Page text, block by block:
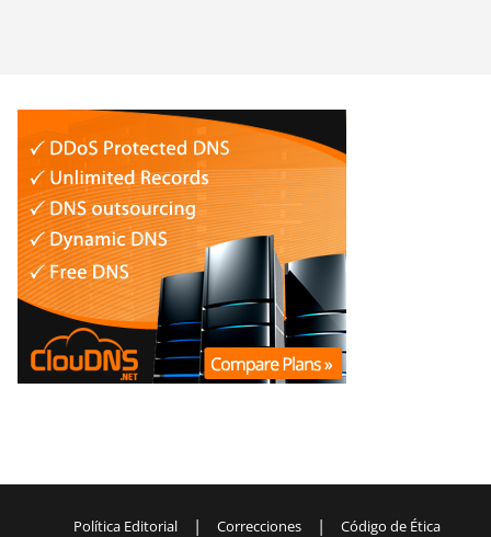
Política Editorial | Correcciones | Código de Ética